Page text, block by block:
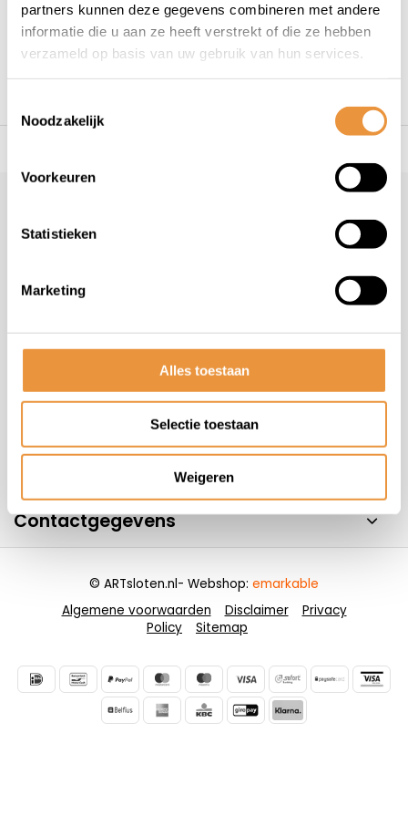
partners kunnen deze gegevens combineren met andere
informatie die u aan ze heeft verstrekt of die ze hebben
verzameld op basis van uw gebruik van hun services.
Noodzakelijk
Voorkeuren
Statistieken
Marketing
Alles toestaan
Selectie toestaan
Weigeren
1
info@artsloten.nl
Handige pagina's
Contactgegevens
Algemene voorwaarden Disclaimer
Privacy
Policy
Sitemap
© ARTsloten.nl- Webshop: emarkable